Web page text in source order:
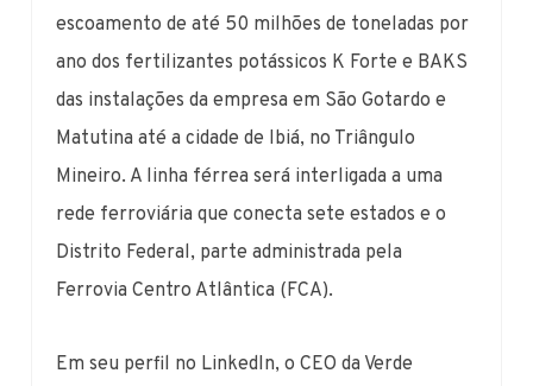
escoamento de até 50 milhões de toneladas por
ano dos fertilizantes potássicos K Forte e BAKS
das instalações da empresa em São Gotardo e
Matutina até a cidade de Ibiá, no Triângulo
Mineiro. A linha férrea será interligada a uma
rede ferroviária que conecta sete estados e o
Distrito Federal, parte administrada pela
Ferrovia Centro Atlântica (FCA).
Em seu perfil no LinkedIn, o CEO da Verde